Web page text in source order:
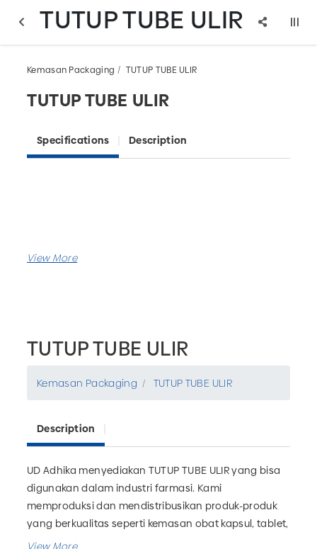
TUTUP TUBE ULIR
Kemasan Packaging TUTUP TUBE ULIR
TUTUP TUBE ULIR
Specifications Description
TUTUP TUBE ULIR
Kemasan Packaging TUTUP TUBE ULIR
Description
UD Adhika menyediakan TUTUP TUBE ULIR yang bisa
digunakan dalam industri farmasi. Kami
memproduksi dan mendistribusikan produk-produk
yang berkualitas seperti kemasan obat kapsul, tablet,
sirup, madu, dan lain-lain terutama untuk farmasi,